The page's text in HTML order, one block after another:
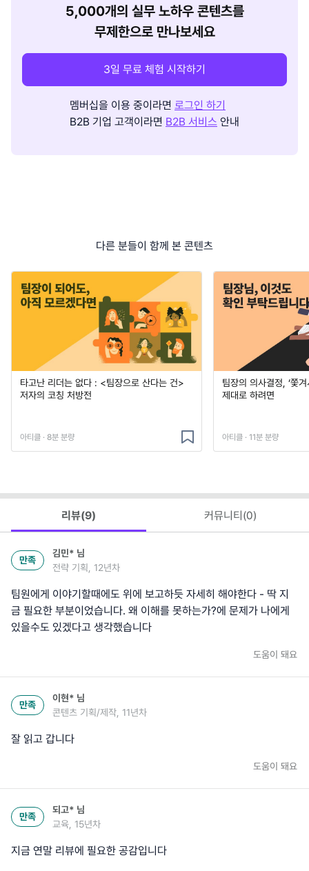
5,000개의 실무 노하우 콘텐츠를
무제한으로 만나보세요
3일 무료 체험 시작하기
멤버십을 이용 중이라면 로그인 하기
B2B 기업 고객이라면 B2B 서비스 안내
다른 분들이 함께 본 콘텐츠
타고난 리더는 없다 : <팀장으로 산다는 건>
저자의 코칭 처방전
아티클 · 8분 분량
팀장의 의사결정, ‘쫓겨
제대로 하려면
아티클 · 11분 분량
리뷰(9) 커뮤니티(0)
만족
김민* 님
전략 기획, 12년차
팀원에게 이야기할때에도 위에 보고하듯 자세히 해야한다 - 딱 지
금 필요한 부분이었습니다. 왜 이해를 못하는가?에 문제가 나에게
있을수도 있겠다고 생각했습니다
도움이 돼요
만족
이현* 님
콘텐츠 기획/제작, 11년차
잘 읽고 갑니다
도움이 돼요
만족
되고* 님
교육, 15년차
지금 연말 리뷰에 필요한 공감입니다